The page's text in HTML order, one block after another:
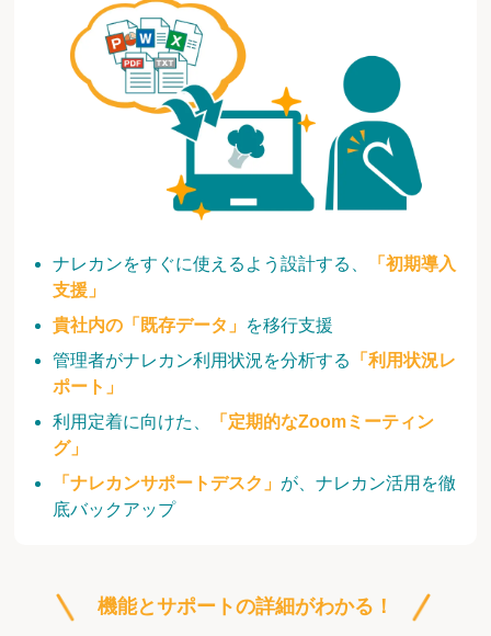
ナレカンをすぐに使えるよう設計する、
「初期導入
支援」
貴社内の「既存データ」 を移行支援
管理者がナレカン利用状況を分析する
「利用状況レ
ポート」
利用定着に向けた、
「定期的なZoomミーティン
グ」
「ナレカンサポートデスク」 が、ナレカン活用を徹
底バックアップ
機能とサポートの詳細がわかる！